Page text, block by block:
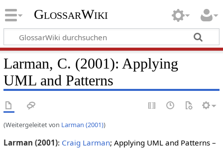
GlossarWiki
Larman, C. (2001): Applying
UML and Patterns
(Weitergeleitet von Larman (2001))
Larman (2001): Craig Larman; Applying UML and Patterns –